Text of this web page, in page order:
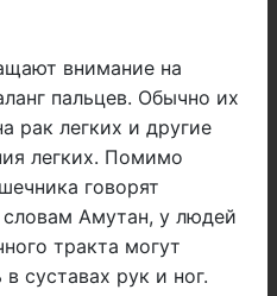
внимание на
пальцев. Обычно их
рак легких и другие
легких. Помимо
говорят
Амутан, у людей
тракта могут
суставах рук и ног.